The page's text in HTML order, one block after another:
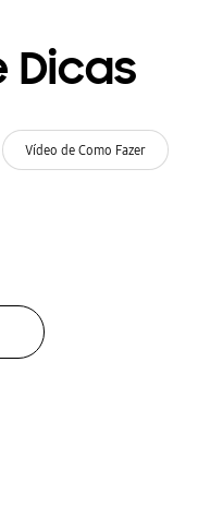
Dicas
Vídeo de Como Fazer